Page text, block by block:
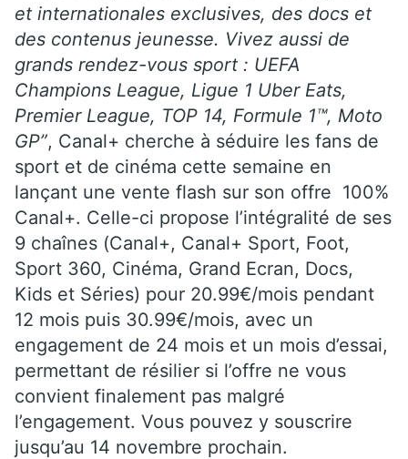
et internationales exclusives, des docs et
des contenus jeunesse. Vivez aussi de
grands rendez-vous sport : UEFA
Champions League, Ligue 1 Uber Eats,
Premier League, TOP 14, Formule 1™, Moto
GP”, Canal+ cherche à séduire les fans de
sport et de cinéma cette semaine en
lançant une vente flash sur son offre 100%
Canal+. Celle-ci propose l’intégralité de ses
9 chaînes (Canal+, Canal+ Sport, Foot,
Sport 360, Cinéma, Grand Ecran, Docs,
Kids et Séries) pour 20.99€/mois pendant
12 mois puis 30.99€/mois, avec un
engagement de 24 mois et un mois d’essai,
permettant de résilier si l’offre ne vous
convient finalement pas malgré
l’engagement. Vous pouvez y souscrire
jusqu’au 14 novembre prochain.